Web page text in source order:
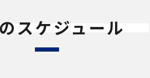
スケジュール